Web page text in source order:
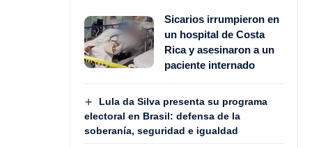
Sicarios irrumpieron en
un hospital de Costa
Rica y asesinaron a un
paciente internado
Lula da Silva presenta su programa
electoral en Brasil: defensa de la
soberanía, seguridad e igualdad